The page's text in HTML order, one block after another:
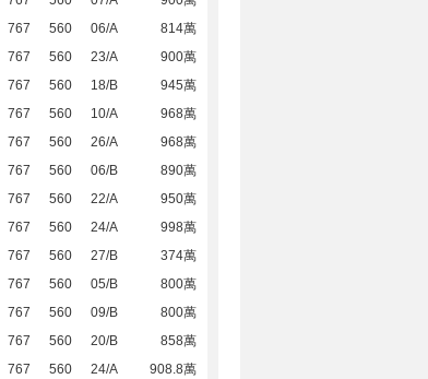
767 560 06/A
814萬
767 560 23/A
900萬
767 560 18/B
945萬
767 560 10/A
968萬
767 560 26/A
968萬
767 560 06/B
890萬
767 560 22/A
950萬
767 560 24/A
998萬
767 560 27/B
374萬
767 560 05/B
800萬
767 560 09/B
800萬
767 560 20/B
858萬
767 560 24/A
908.8萬